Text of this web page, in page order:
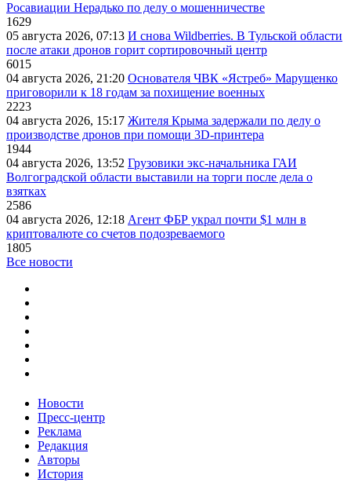
Росавиации Нерадько по делу о мошенничестве
1629
05 августа 2026, 07:13 И снова Wildberries. В Тульской области
после атаки дронов горит сортировочный центр
6015
04 августа 2026, 21:20 Основателя ЧВК «Ястреб» Марущенко
приговорили к 18 годам за похищение военных
2223
04 августа 2026, 15:17 Жителя Крыма задержали по делу о
производстве дронов при помощи 3D‑принтера
1944
04 августа 2026, 13:52 Грузовики экс-начальника ГАИ
Волгоградской области выставили на торги после дела о
взятках
2586
04 августа 2026, 12:18 Агент ФБР украл почти $1 млн в
криптовалюте со счетов подозреваемого
1805
Все новости
Новости
Пресс-центр
Реклама
Редакция
Авторы
История